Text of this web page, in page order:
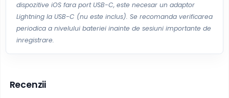
dispozitive iOS fara port USB-C, este necesar un adaptor
Lightning la USB-C (nu este inclus). Se recomanda verificarea
periodica a nivelului bateriei inainte de sesiuni importante de
inregistrare.
Recenzii